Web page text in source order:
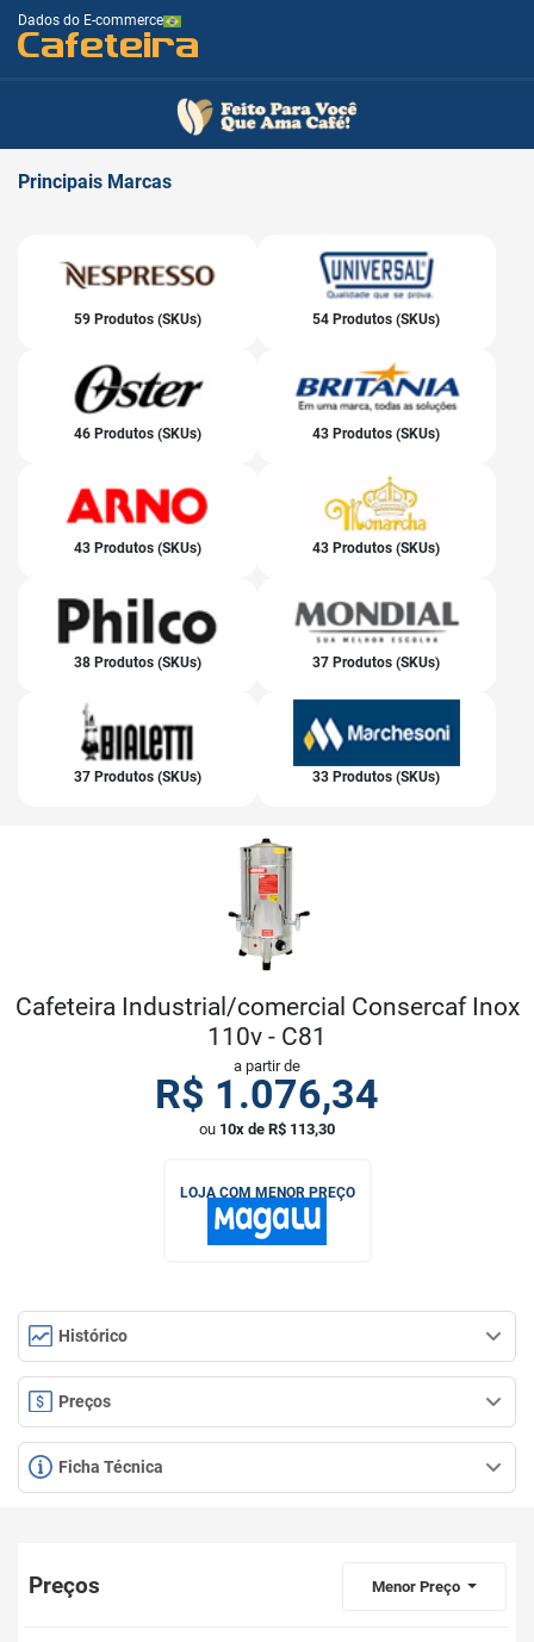
Dados do E-commerce
Cafeteira
Principais Marcas
59 Produtos (SKUs) 54 Produtos (SKUs)
46 Produtos (SKUs) 43 Produtos (SKUs)
43 Produtos (SKUs) 43 Produtos (SKUs)
38 Produtos (SKUs) 37 Produtos (SKUs)
37 Produtos (SKUs) 33 Produtos (SKUs)
Cafeteira Industrial/comercial Consercaf Inox
110v - C81
a partir de
R$ 1.076,34
ou 10x de R$ 113,30
LOJA COM MENOR PREÇO
Histórico
Preços
Ficha Técnica
Preços Menor Preço